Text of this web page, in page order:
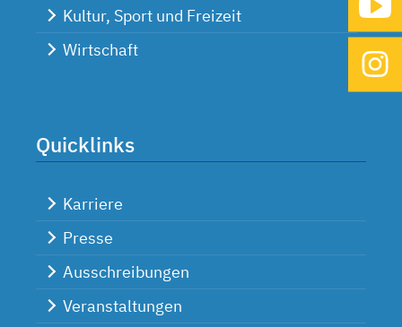
Kultur, Sport und Freizeit
Wirtschaft
Quicklinks
Karriere
Presse
Ausschreibungen
Veranstaltungen